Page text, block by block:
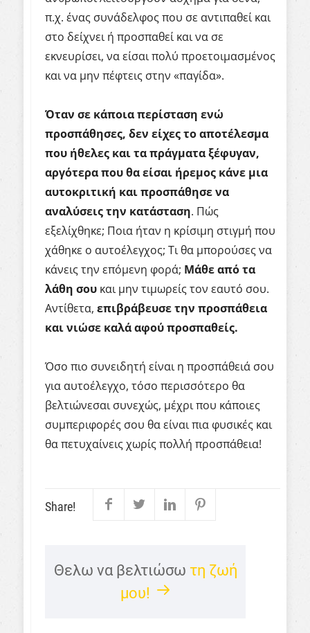
π.χ. ένας συνάδελφος που σε αντιπαθεί και
στο δείχνει ή προσπαθεί και να σε
εκνευρίσει, να είσαι πολύ προετοιμασμένος
και να μην πέφτεις στην «παγίδα».
Όταν σε κάποια περίσταση ενώ
προσπάθησες, δεν είχες το αποτέλεσμα
που ήθελες και τα πράγματα ξέφυγαν,
αργότερα που θα είσαι ήρεμος κάνε μια
αυτοκριτική και προσπάθησε να
αναλύσεις την κατάσταση. Πώς
εξελίχθηκε; Ποια ήταν η κρίσιμη στιγμή που
χάθηκε ο αυτοέλεγχος; Τι θα μπορούσες να
κάνεις την επόμενη φορά; Μάθε από τα
λάθη σου και μην τιμωρείς τον εαυτό σου.
Αντίθετα, επιβράβευσε την προσπάθεια
και νιώσε καλά αφού προσπαθείς.
Όσο πιο συνειδητή είναι η προσπάθειά σου
για αυτοέλεγχο, τόσο περισσότερο θα
βελτιώνεσαι συνεχώς, μέχρι που κάποιες
συμπεριφορές σου θα είναι πια φυσικές και
θα πετυχαίνεις χωρίς πολλή προσπάθεια!
Share!
Θελω να βελτιώσω τη ζωή
μου!